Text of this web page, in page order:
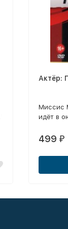
Актёр:
Миссис
идёт в
ничего
499₽